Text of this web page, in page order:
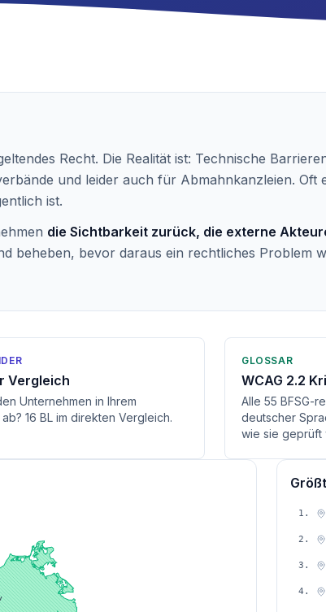
Recht. Die Realität ist: Technische
und leider auch für Abmahnkanzleien. Oft
ist.
die Sichtbarkeit zurück, die externe
beheben, bevor daraus ein rechtliches Problem
Vergleich
Unternehmen in Ihrem
16 BL im direkten Vergleich.
GLOSSAR
WCAG 2.2
Alle 55 BFSG-
deutscher
wie sie geprüft
1 .
2 .
3 .
4 .